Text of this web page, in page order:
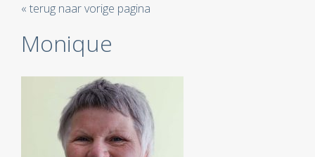
« terug naar vorige pagina
Monique